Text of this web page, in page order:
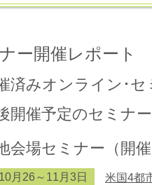
ー開催レポート
済みオンライン･
開催予定のセミナ
会場セミナー（開催
月26～11月3日 米国4都